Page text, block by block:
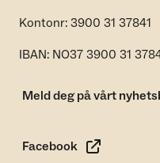
Kontonr: 3900 31 37841
IBAN: NO37 3900 31
Meld deg på vårt
Facebook